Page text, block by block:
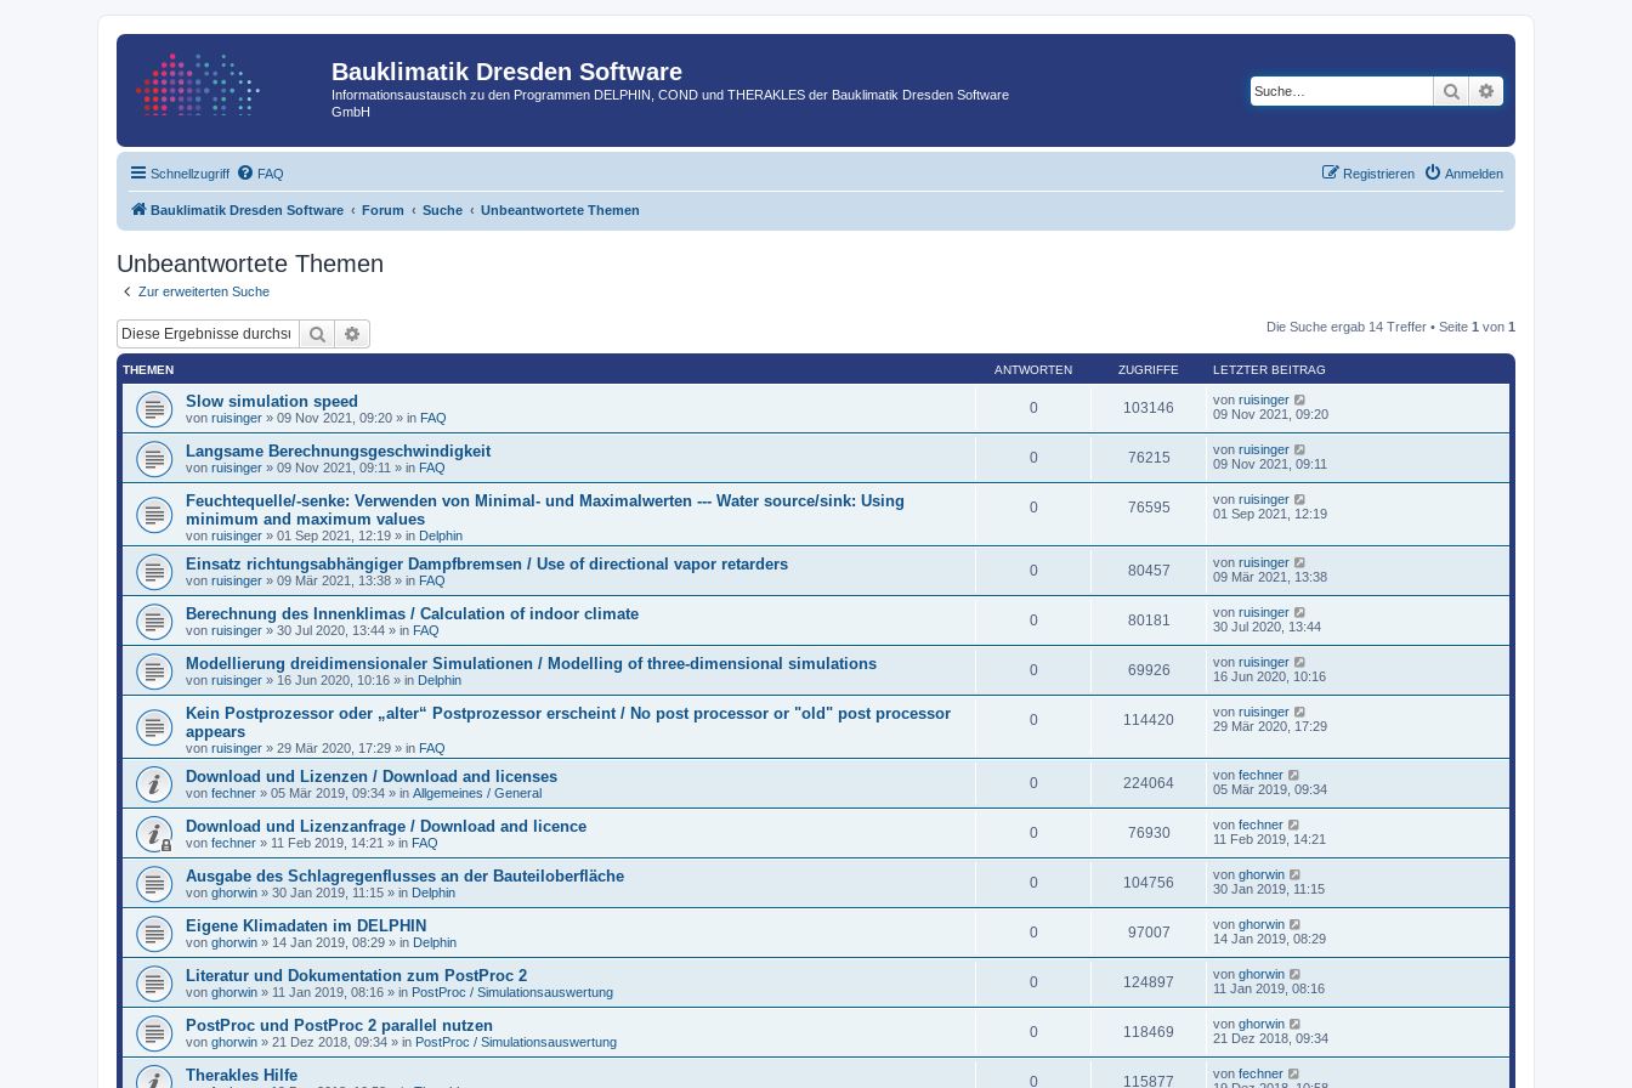
Bauklimatik Dresden Software
Informationsaustausch zu den Programmen DELPHIN, COND und THERAKLES der Bauklimatik Dresden Software
GmbH
Suche
Schnellzugriff FAQ Anmelden
Registrieren
Bauklimatik Dresden Software Forum Suche Unbeantwortete Themen
Unbeantwortete Themen
Zur erweiterten Suche
Suche Die Suche ergab 14 Treffer • Seite 1 von 1
THEMEN ANTWORTEN ZUGRIFFE LETZTER BEITRAG
Slow simulation speed
von ruisinger » 09 Nov 2021, 09:20 » in FAQ
0 103146 von ruisinger
09 Nov 2021, 09:20
Langsame Berechnungsgeschwindigkeit
von ruisinger » 09 Nov 2021, 09:11 » in FAQ
0 76215 von ruisinger
09 Nov 2021, 09:11
Feuchtequelle/-senke: Verwenden von Minimal- und Maximalwerten --- Water source/sink: Using
minimum and maximum values
von ruisinger » 01 Sep 2021, 12:19 » in Delphin
0 76595 von ruisinger
01 Sep 2021, 12:19
Einsatz richtungsabhängiger Dampfbremsen / Use of directional vapor retarders
von ruisinger » 09 Mär 2021, 13:38 » in FAQ
0 80457 von ruisinger
09 Mär 2021, 13:38
Berechnung des Innenklimas / Calculation of indoor climate
von ruisinger » 30 Jul 2020, 13:44 » in FAQ
0 80181 von ruisinger
30 Jul 2020, 13:44
Modellierung dreidimensionaler Simulationen / Modelling of three-dimensional simulations
von ruisinger » 16 Jun 2020, 10:16 » in Delphin
0 69926 von ruisinger
16 Jun 2020, 10:16
Kein Postprozessor oder „alter“ Postprozessor erscheint / No post processor or "old" post processor
appears
von ruisinger » 29 Mär 2020, 17:29 » in FAQ
0 114420 von ruisinger
29 Mär 2020, 17:29
Download und Lizenzen / Download and licenses
von fechner » 05 Mär 2019, 09:34 » in Allgemeines / General
0 224064 von fechner
05 Mär 2019, 09:34
Download und Lizenzanfrage / Download and licence
von fechner » 11 Feb 2019, 14:21 » in FAQ
0 76930 von fechner
11 Feb 2019, 14:21
Ausgabe des Schlagregenflusses an der Bauteiloberfläche
von ghorwin » 30 Jan 2019, 11:15 » in Delphin
0 104756 von ghorwin
30 Jan 2019, 11:15
Eigene Klimadaten im DELPHIN
von ghorwin » 14 Jan 2019, 08:29 » in Delphin
0 97007 von ghorwin
14 Jan 2019, 08:29
Literatur und Dokumentation zum PostProc 2
von ghorwin » 11 Jan 2019, 08:16 » in PostProc / Simulationsauswertung
0 124897 von ghorwin
11 Jan 2019, 08:16
PostProc und PostProc 2 parallel nutzen
von ghorwin » 21 Dez 2018, 09:34 » in PostProc / Simulationsauswertung
0 118469 von ghorwin
21 Dez 2018, 09:34
Therakles Hilfe 0 115877 von fechner